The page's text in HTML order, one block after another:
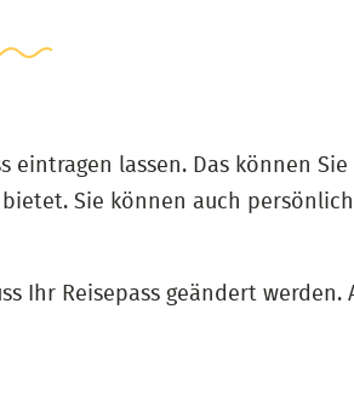
eintragen lassen. Das können
Sie können auch
Ihr Reisepass geändert